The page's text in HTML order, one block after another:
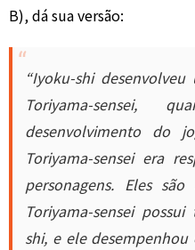
B), dá sua versão:
“Iyoku-shi
Toriyama-sensei,
desenvolvimento do
Toriyama-sensei era
personagens. Eles
Toriyama-sensei
shi, e ele